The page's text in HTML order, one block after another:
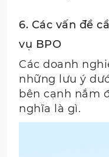
6. Các vấn đề
vụ BPO
Các doanh
những lưu ý
bên cạnh nắm
nghĩa là gì.